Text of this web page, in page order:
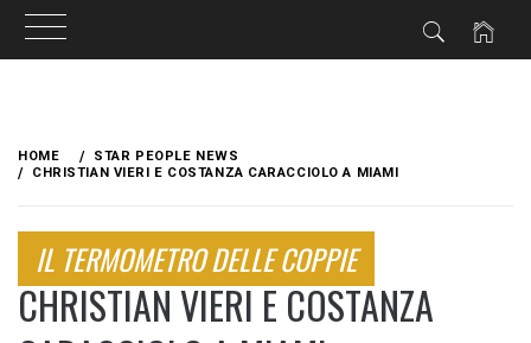
content
HOME
STAR PEOPLE NEWS
CHRISTIAN VIERI E COSTANZA CARACCIOLO A MIAMI
IL TERMOMETRO DELLE COPPIE
CHRISTIAN VIERI E COSTANZA